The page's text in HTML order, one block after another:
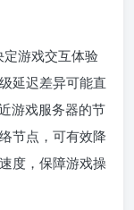
游戏交互体验
延迟差异可能直
游戏服务器的节
节点，可有效降
度，保障游戏操